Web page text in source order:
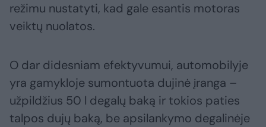
režimu nustatyti, kad gale esantis motoras
veiktų nuolatos.
O dar didesniam efektyvumui, automobilyje
yra gamykloje sumontuota dujinė įranga –
užpildžius 50 l degalų baką ir tokios paties
talpos dujų baką, be apsilankymo degalinėje